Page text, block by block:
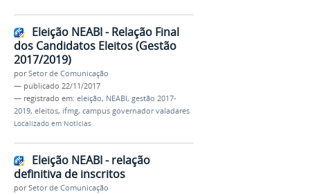
Eleição NEABI - Relação Final
dos Candidatos Eleitos (Gestão
2017/2019)
porSetor de Comunicação
— publicado 22/11/2017
— registrado em: eleição, NEABI, gestão 2017-
2019, eleitos, ifmg, campus governador valadares
Localizado em Notícias
Eleição NEABI - relação
definitiva de inscritos
porSetor de Comunicação